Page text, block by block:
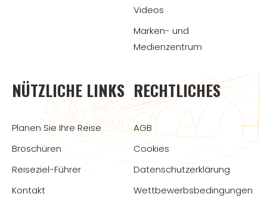
Videos
Marken- und
Medienzentrum
NÜTZLICHE LINKS
Planen Sie Ihre Reise
Broschüren
Reiseziel-Führer
Kontakt
RECHTLICHES
AGB
Cookies
Datenschutzerklärung
Wettbewerbsbedingungen